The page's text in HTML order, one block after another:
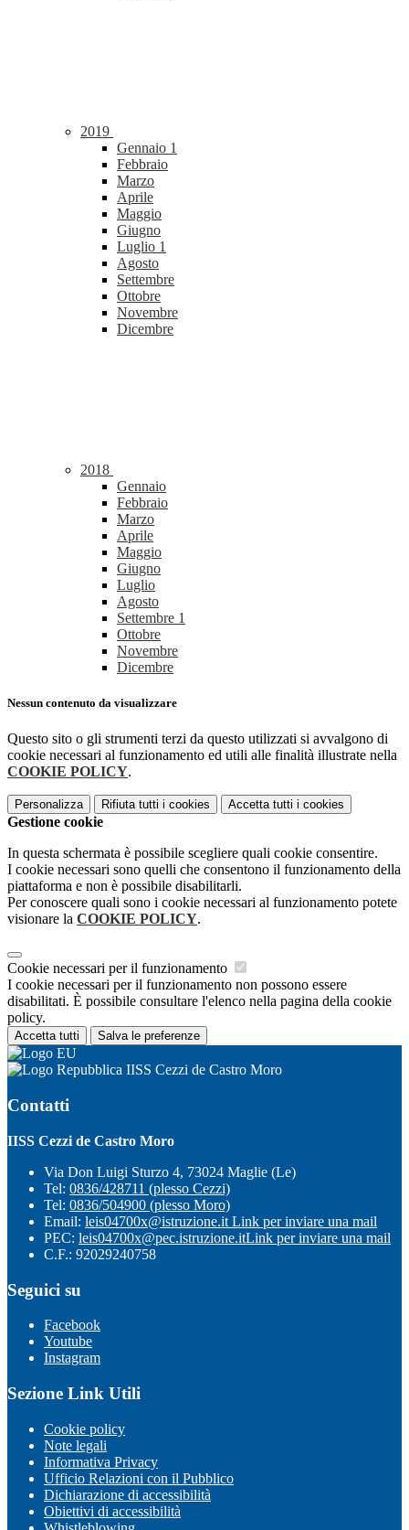
2019
Gennaio 1
Febbraio
Marzo
Aprile
Maggio
Giugno
Luglio 1
Agosto
Settembre
Ottobre
Novembre
Dicembre
2018
Gennaio
Febbraio
Marzo
Aprile
Maggio
Giugno
Luglio
Agosto
Settembre 1
Ottobre
Novembre
Dicembre
Nessun contenuto da visualizzare
Questo sito o gli strumenti terzi da questo utilizzati si avvalgono di
cookie necessari al funzionamento ed utili alle finalità illustrate nella
COOKIE POLICY.
Personalizza Rifiuta tutti i cookies Accetta tutti i cookies
Gestione cookie
In questa schermata è possibile scegliere quali cookie consentire.
I cookie necessari sono quelli che consentono il funzionamento della
piattaforma e non è possibile disabilitarli.
Per conoscere quali sono i cookie necessari al funzionamento potete
visionare la COOKIE POLICY.
Cookie necessari per il funzionamento
I cookie necessari per il funzionamento non possono essere
disabilitati. È possibile consultare l'elenco nella pagina della cookie
policy.
Accetta tutti Salva le preferenze
IISS Cezzi de Castro Moro
Contatti
IISS Cezzi de Castro Moro
Via Don Luigi Sturzo 4, 73024 Maglie (Le)
Tel: 0836/428711 (plesso Cezzi)
Tel: 0836/504900 (plesso Moro)
Email: leis04700x@istruzione.it Link per inviare una mail
PEC: leis04700x@pec.istruzione.itLink per inviare una mail
C.F.: 92029240758
Seguici su
Facebook
Youtube
Instagram
Sezione Link Utili
Cookie policy
Note legali
Informativa Privacy
Ufficio Relazioni con il Pubblico
Dichiarazione di accessibilità
Obiettivi di accessibilità